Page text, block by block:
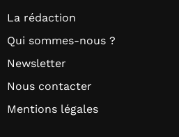
La rédaction
Qui sommes-nous ?
Newsletter
Nous contacter
Mentions légales